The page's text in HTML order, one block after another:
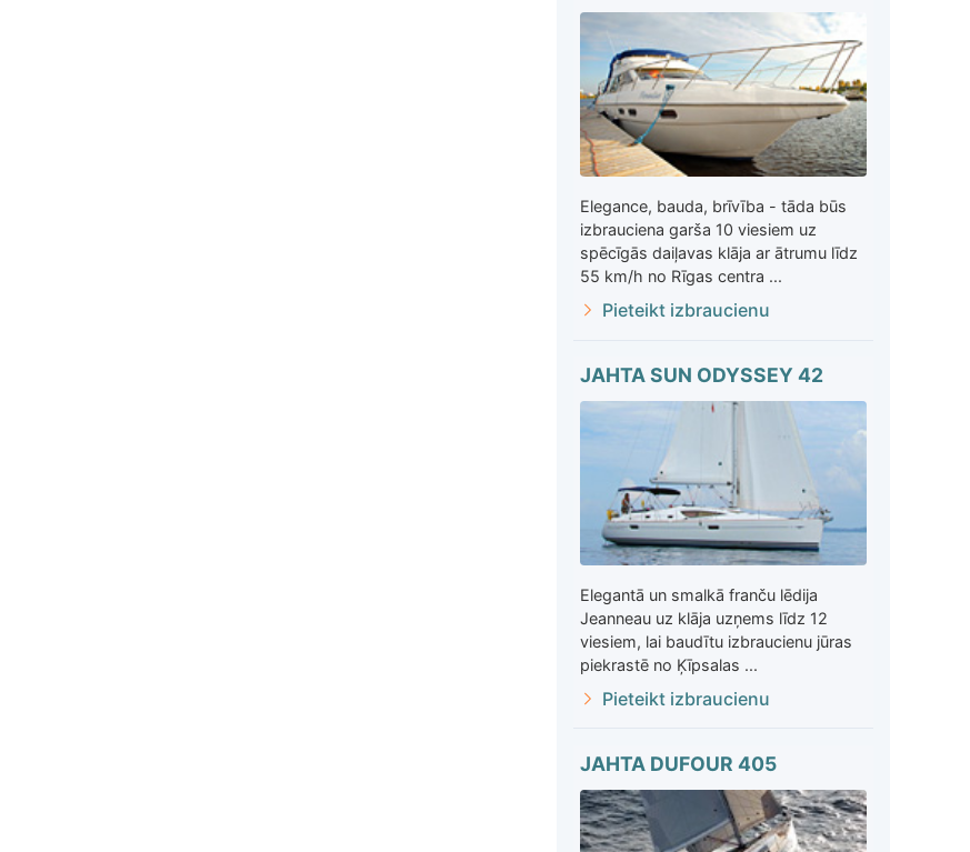
Elegance, bauda, brīvība - tāda būs
izbrauciena garša 10 viesiem uz
spēcīgās daiļavas klāja ar ātrumu līdz
55 km/h no Rīgas centra ...
Pieteikt izbraucienu
JAHTA SUN ODYSSEY 42
Elegantā un smalkā franču lēdija
Jeanneau uz klāja uzņems līdz 12
viesiem, lai baudītu izbraucienu jūras
piekrastē no Ķīpsalas ...
Pieteikt izbraucienu
JAHTA DUFOUR 405